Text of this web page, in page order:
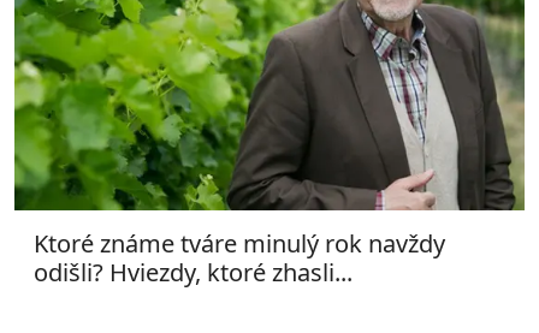
Ktoré známe tváre minulý rok navždy
odišli? Hviezdy, ktoré zhasli...